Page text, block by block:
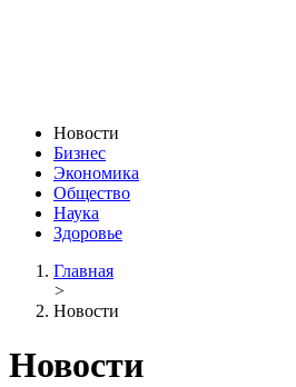
Новости
Бизнес
Экономика
Общество
Наука
Здоровье
Главная
>
Новости
Новости